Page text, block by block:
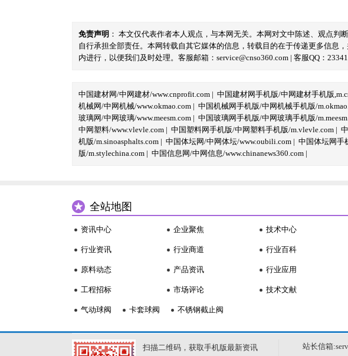
免责声明 ： 本文仅代表作者本人观点，与本网无关。本网对文中陈述、观点
自行承担全部责任。本网转载自其它媒体的信息，转载目的在于传递更多信息
内进行，以便我们及时处理。客服邮箱：service@cnso360.com | 客服QQ：
中国建材网/中网建材/www.cnprofit.com | 中国建材网手机版/中网建材手机版
机械网/中网机械/www.okmao.com | 中国机械网手机版/中网机械手机版/
玻璃网/中网玻璃/www.meesm.com | 中国玻璃网手机版/中网玻璃手机版/
中网塑料/www.vlevle.com | 中国塑料网手机版/中网塑料手机版/m.vlevle.com |
机版/m.sinoasphalts.com | 中国体坛网/中网体坛/www.oubili.com | 中国体坛网手
版/m.stylechina.com | 中国信息网/中网信息/www.chinanews360.com |
全站地图
资讯中心
行业资讯
原料动态
工程招标
企业聚焦
行业商道
产品资讯
市场评论
技术中心
行业百科
行业应用
技术文献
气动球阀 卡套球阀 不锈钢截止阀
扫描二维码，获取手机版最新资讯 站长信箱